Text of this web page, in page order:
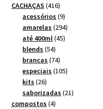
produtos
CACHAÇAS 416416
produtos
acessórios 99
produtos
amarelas 294294
até 400ml 4545
blends 5454
produtos
brancas 7474
produtos
especiais 105105
kits 2626
produtos
saborizadas 2121
compostos 44